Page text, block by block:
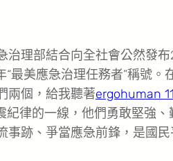
理部結合向全社會公然發布
最美應急治理任務者”稱號
兩個，給我聽著ergohuman
律的一線，他們勇敢堅強
跡、爭當應急前鋒，是國民